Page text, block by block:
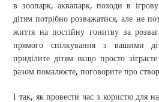
в зоопарк, аквапарк, походи в
дітям потрібно розважатися, але не
життя на постійну гонитву за
прямого спілкування з вашими
приділите дітям якщо просто
разом помалюєте, поговорите про
І так, як провести час з користю для